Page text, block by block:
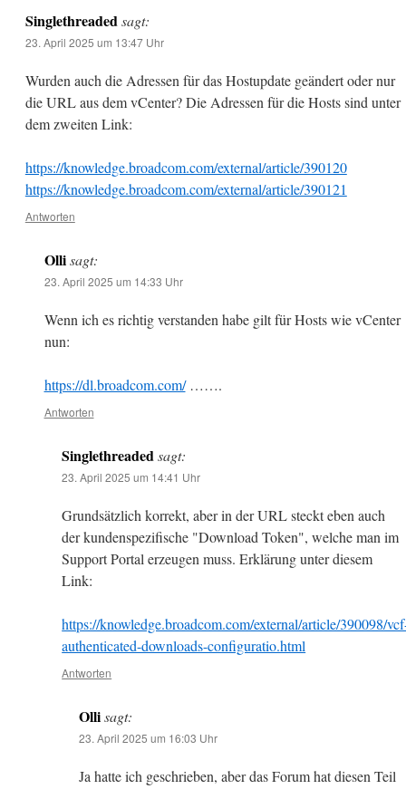
Singlethreaded sagt:
23. April 2025 um 13:47 Uhr
Wurden auch die Adressen für das Hostupdate geändert oder nur
die URL aus dem vCenter? Die Adressen für die Hosts sind unter
dem zweiten Link:
https://knowledge.broadcom.com/external/article/390120
https://knowledge.broadcom.com/external/article/390121
Antworten
Olli sagt:
23. April 2025 um 14:33 Uhr
Wenn ich es richtig verstanden habe gilt für Hosts wie vCenter
nun:
https://dl.broadcom.com/…….
Antworten
Singlethreadedsagt:
23. April 2025 um 14:41 Uhr
Grundsätzlich korrekt, aber in der URL steckt eben auch
der kundenspezifische "Download Token", welche man im
Support Portal erzeugen muss. Erklärung unter diesem
Link:
https://knowledge.broadcom.com/external/article/390098/
authenticated-downloads-configuratio.html
Antworten
Ollisagt:
23. April 2025 um 16:03 Uhr
Ja hatte ich geschrieben, aber das Forum hat diesen Teil